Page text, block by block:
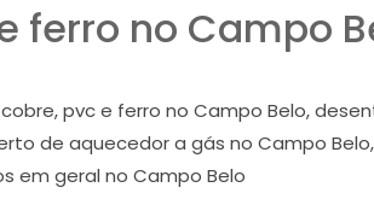
ferro no Campo
pvc e ferro no Campo Belo,
de aquecedor a gás no Campo
em geral no Campo Belo